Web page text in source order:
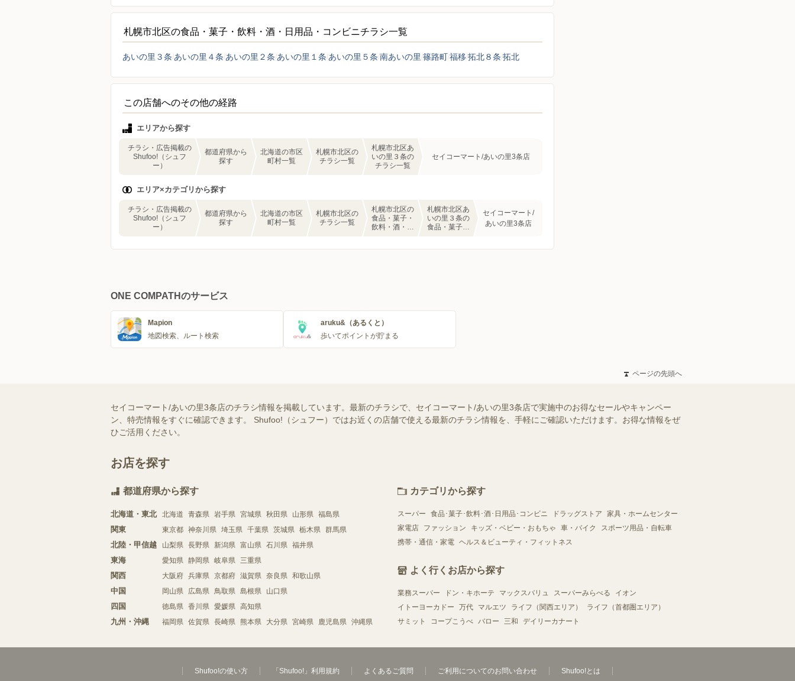
札幌市北区の食品・菓子・飲料・酒・日用品・コンビニチラシ一覧
あいの里３条 あいの里４条 あいの里２条 あいの里１条 あいの里５条 南あいの里 篠路町福移 拓北８条 拓北
この店舗へのその他の経路
エリアから探す
チラシ・広告掲載の
Shufoo!（シュフ
ー）
都道府県から
探す
北海道の市区
町村一覧
札幌市北区の
チラシ一覧
札幌市北区あ
いの里３条の
チラシ一覧
セイコーマート/あいの里3条店
エリア×カテゴリから探す
チラシ・広告掲載の
Shufoo!（シュフ
ー）
都道府県から
探す
北海道の市区
町村一覧
札幌市北区の
チラシ一覧
札幌市北区の
食品・菓子・
飲料・酒・日
札幌市北区あ
いの里３条の
食品・菓子・
セイコーマート/
あいの里3条店
ONE COMPATHのサービス
Mapion
地図検索、ルート検索
aruku&（あるくと）
歩いてポイントが貯まる
ページの先頭へ
セイコーマート/あいの里3条店のチラシ情報を掲載しています。最新のチラシで、セイコーマート/あいの里3条店で実施中のお得なセールやキャンペー
ン、特売情報をすぐに確認できます。 Shufoo!（シュフー）ではお近くの店舗で使える最新のチラシ情報を、手軽にご確認いただけます。お得な情報をぜ
ひご活用ください。
お店を探す
都道府県から探す
北海道・東北 北海道 青森県 岩手県 宮城県 秋田県 山形県 福島県
関東 東京都 神奈川県 埼玉県 千葉県 茨城県 栃木県 群馬県
北陸・甲信越 山梨県 長野県 新潟県 富山県 石川県 福井県
東海 愛知県 静岡県 岐阜県 三重県
関西 大阪府 兵庫県 京都府 滋賀県 奈良県 和歌山県
中国 岡山県 広島県 鳥取県 島根県 山口県
四国 徳島県 香川県 愛媛県 高知県
九州・沖縄 福岡県 佐賀県 長崎県 熊本県 大分県 宮崎県 鹿児島県 沖縄県
カテゴリから探す
スーパー 食品･菓子･飲料･酒･日用品･コンビニ ドラッグストア
家具・ホームセンター
家電店
ファッション キッズ・ベビー・おもちゃ 車・バイク
スポーツ用品・自転車
携帯・通信・家電 ヘルス＆ビューティ・フィットネス
よく行くお店から探す
業務スーパー ドン・キホーテ マックスバリュ スーパーみらべる
イオン
イトーヨーカドー
万代 マルエツ ライフ（関西エリア）
ライフ（首都圏エリア）
サミット
コープこうべ バロー 三和 デイリーカナート
Shufoo!の使い方 「Shufoo!」利用規約 よくあるご質問 ご利用についてのお問い合わせ Shufoo!とは